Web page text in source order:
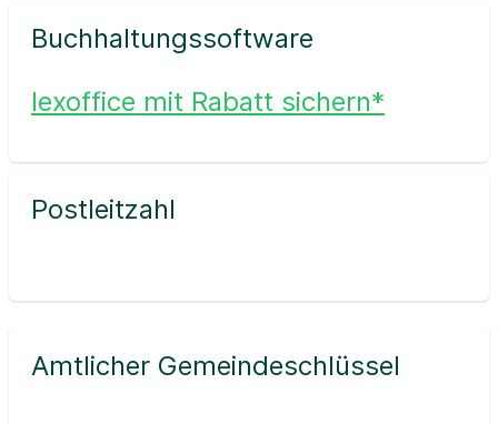
Buchhaltungssoftware
lexoffice mit Rabatt sichern*
Postleitzahl
Amtlicher Gemeindeschlüssel